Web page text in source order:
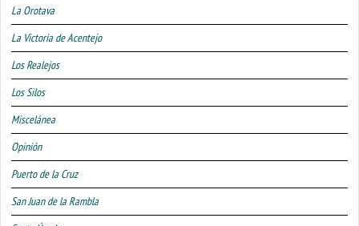
La Orotava
La Victoria de Acentejo
Los Realejos
Los Silos
Miscelánea
Opinión
Puerto de la Cruz
San Juan de la Rambla